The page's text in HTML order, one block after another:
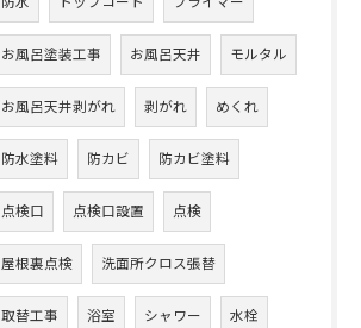
お風呂塗装工事 お風呂天井 モルタル
お風呂天井剥がれ 剥がれ めくれ
防水塗料 防カビ 防カビ塗料
点検口 点検口設置 点検
屋根裏点検 洗面所クロス張替
取替工事 浴室 シャワー 水栓